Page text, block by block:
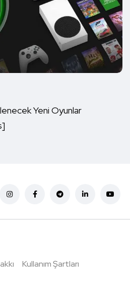
Yeni Oyunlar
Kullanım Şartları